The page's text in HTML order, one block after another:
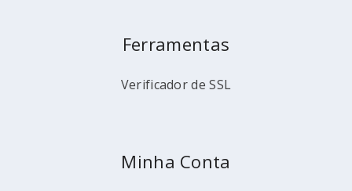
Ferramentas
Verificador de SSL
Minha Conta